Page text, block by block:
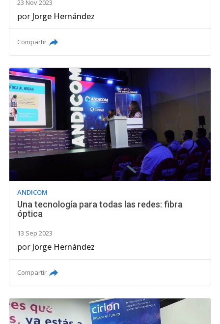
23 Nov 2023
por Jorge Hernández
Compartir
ANDICOM
Una tecnología para todas las redes: fibra
óptica
13 Sep 2023
por Jorge Hernández
Compartir